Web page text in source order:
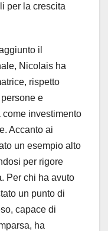
per la crescita
il
Nicolais ha
rispetto
e
investimento
Accanto ai
un esempio alto
per rigore
Per chi ha avuto
un punto di
capace di
ha